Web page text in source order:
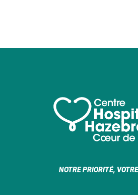
NOTRE PRIORITÉ,